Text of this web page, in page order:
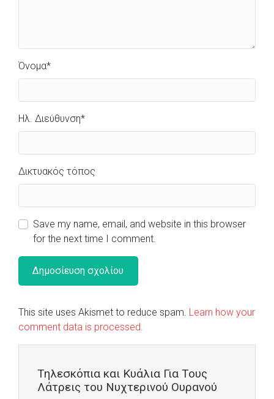
Όνομα*
Ηλ. Διεύθυνση*
Δικτυακός τόπος
Save my name, email, and website in this browser
for the next time I comment.
This site uses Akismet to reduce spam. Learn how your
comment data is processed.
Τηλεσκόπια και Κυάλια Για Τους
Λάτρεις του Νυχτερινού Ουρανού